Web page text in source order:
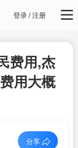
登录/注册
费用,杰
用大概
分享